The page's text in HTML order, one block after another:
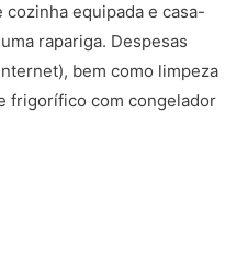
equipada e casa-
rapariga. Despesas
bem como limpeza
frigorífico com congelador